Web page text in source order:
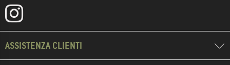
ASSISTENZA CLIENTI